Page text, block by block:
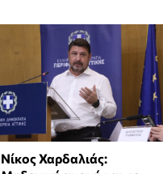
Νίκος Χαρδαλιάς: